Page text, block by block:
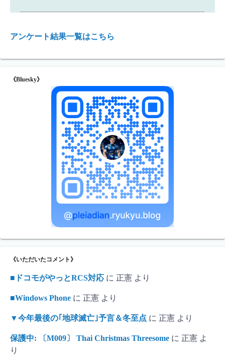
アンケート結果一覧はこちら
《Bluesky》
《いただいたコメント》
■ドコモがやっとRCS対応 に 正憲 より
■Windows Phone に 正憲 より
▼今年最後の｢地球滅亡｣予言＆冬至点 に 正憲 より
保護中: 〔M009〕 Thai Christmas Threesome に 正憲 よ
り